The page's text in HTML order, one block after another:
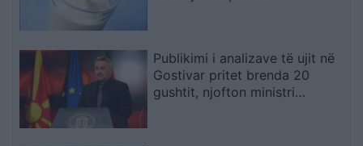
Publikimi i analizave të ujit në
Gostivar pritet brenda 20
gushtit, njofton ministri